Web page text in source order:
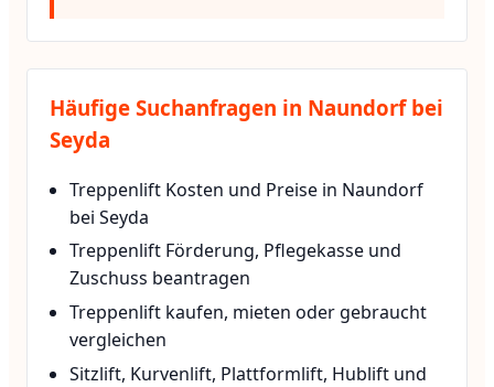
Häufige Suchanfragen in Naundorf bei
Seyda
Treppenlift Kosten und Preise in Naundorf
bei Seyda
Treppenlift Förderung, Pflegekasse und
Zuschuss beantragen
Treppenlift kaufen, mieten oder gebraucht
vergleichen
Sitzlift, Kurvenlift, Plattformlift, Hublift und